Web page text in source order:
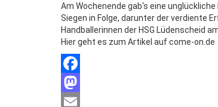
Am Wochenende gab‘s eine
Siegen in Folge, darunter der verdiente
Handballerinnen der HSG Lüdenscheid
Hier geht es zum Artikel auf come-on.de
Facebook
Mastodon